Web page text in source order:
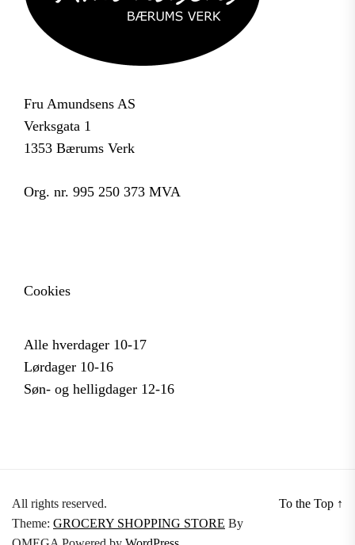
Fru Amundsens AS
Verksgata 1
1353 Bærums Verk
Org. nr. 995 250 373 MVA
Cookies
Alle hverdager 10-17
Lørdager 10-16
Søn- og helligdager 12-16
All rights reserved.
Theme: GROCERY SHOPPING STORE By
To the Top ↑